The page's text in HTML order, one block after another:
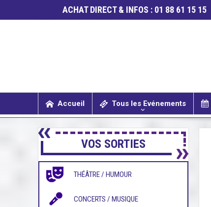
ACHAT DIRECT & INFOS : 01 88 61 15 15
Accueil Tous les Evénements
VOS SORTIES
THÉÂTRE / HUMOUR
CONCERTS / MUSIQUE